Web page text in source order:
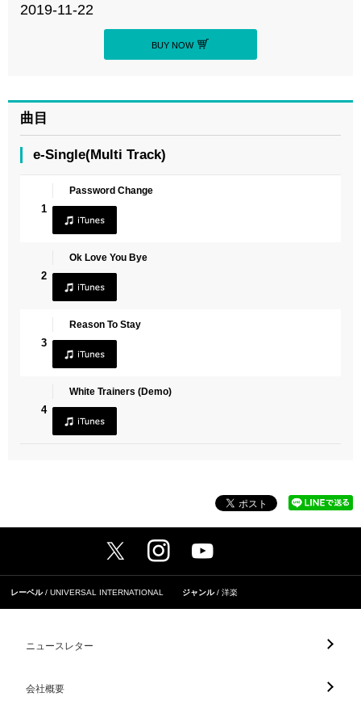
2019-11-22
BUY NOW
曲目
e-Single(Multi Track)
1
Password Change
2
Ok Love You Bye
3
Reason To Stay
4
White Trainers (Demo)
レーベル UNIVERSAL INTERNATIONAL ジャンル 洋楽
ニュースレター
会社概要